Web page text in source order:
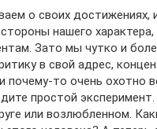
о своих достижениях,
нашего характера,
Зато мы чутко и
в свой адрес,
почему-то очень охотно
простой
или возлюбленном.